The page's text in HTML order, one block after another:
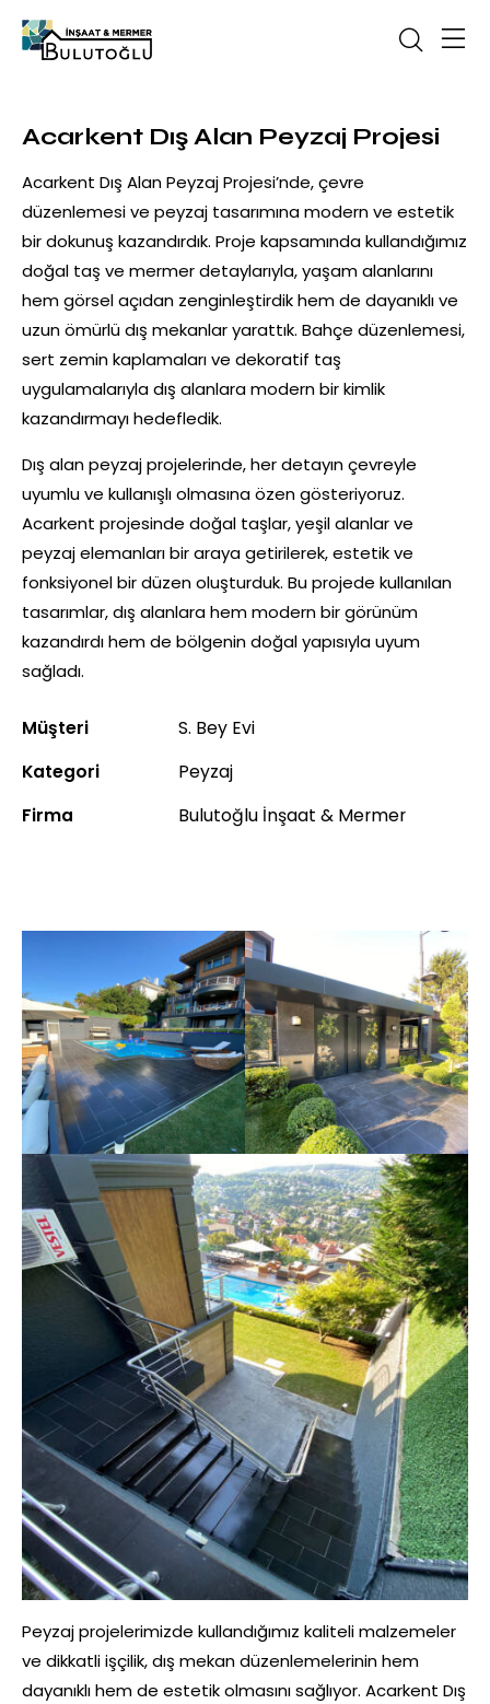
Acarkent Dış Alan Peyzaj Projesi
Acarkent Dış Alan Peyzaj Projesi’nde, çevre
düzenlemesi ve peyzaj tasarımına modern ve estetik
bir dokunuş kazandırdık. Proje kapsamında kullandığımız
doğal taş ve mermer detaylarıyla, yaşam alanlarını
hem görsel açıdan zenginleştirdik hem de dayanıklı ve
uzun ömürlü dış mekanlar yarattık. Bahçe düzenlemesi,
sert zemin kaplamaları ve dekoratif taş
uygulamalarıyla dış alanlara modern bir kimlik
kazandırmayı hedefledik.
Dış alan peyzaj projelerinde, her detayın çevreyle
uyumlu ve kullanışlı olmasına özen gösteriyoruz.
Acarkent projesinde doğal taşlar, yeşil alanlar ve
peyzaj elemanları bir araya getirilerek, estetik ve
fonksiyonel bir düzen oluşturduk. Bu projede kullanılan
tasarımlar, dış alanlara hem modern bir görünüm
kazandırdı hem de bölgenin doğal yapısıyla uyum
sağladı.
Müşteri
S. Bey Evi
Kategori
Peyzaj
Firma
Bulutoğlu İnşaat & Mermer
Peyzaj projelerimizde kullandığımız kaliteli malzemeler
ve dikkatli işçilik, dış mekan düzenlemelerinin hem
dayanıklı hem de estetik olmasını sağlıyor. Acarkent Dış